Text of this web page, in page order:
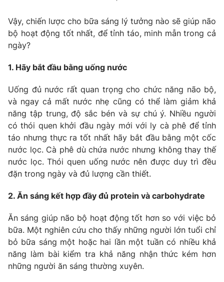
Giải sao mai
Làm đẹp
Chất lượng cuộc sống
Tuyển sinh
Học trực tuyến
Công nghệ
Thị trường
Tư vấn
Giao lưu trực tuyến
Lịch phát sóng
Chuyên mục khác
Emagazine Podcast
Photo Infographic
VTV Money VTV Thể thao
VTV Sức khoẻ Bất động sản
Vậy, chiến lược cho bữa sáng lý tưởng nào sẽ giúp não
bộ hoạt động tốt nhất, để tỉnh táo, minh mẫn trong cả
ngày?
1. Hãy bắt đầu bằng uống nước
Uống đủ nước rất quan trọng cho chức năng não bộ,
và ngay cả mất nước nhẹ cũng có thể làm giảm khả
năng tập trung, độ sắc bén và sự chú ý. Nhiều người
có thói quen khởi đầu ngày mới với ly cà phê để tỉnh
táo nhưng thực ra tốt nhất hãy bắt đầu bằng một cốc
nước lọc. Cà phê dù chứa nước nhưng không thay thế
nước lọc. Thói quen uống nước nên được duy trì đều
đặn trong ngày và đủ lượng cần thiết.
2. Ăn sáng kết hợp đầy đủ protein và carbohydrate
Ăn sáng giúp não bộ hoạt động tốt hơn so với việc bỏ
bữa. Một nghiên cứu cho thấy những người lớn tuổi chỉ
bỏ bữa sáng một hoặc hai lần một tuần có nhiều khả
năng làm bài kiểm tra khả năng nhận thức kém hơn
những người ăn sáng thường xuyên.